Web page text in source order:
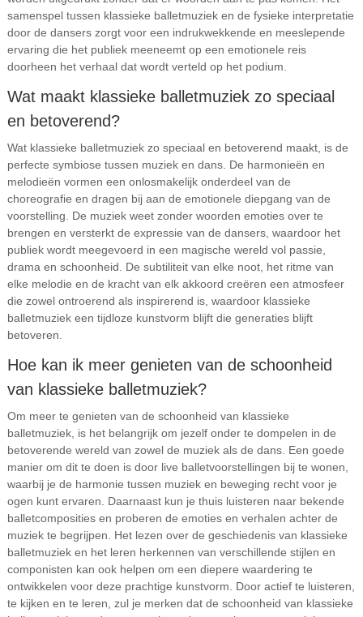
samenspel tussen klassieke balletmuziek en de fysieke interpretatie
door de dansers zorgt voor een indrukwekkende en meeslepende
ervaring die het publiek meeneemt op een emotionele reis
doorheen het verhaal dat wordt verteld op het podium.
Wat maakt klassieke balletmuziek zo speciaal
en betoverend?
Wat klassieke balletmuziek zo speciaal en betoverend maakt, is de
perfecte symbiose tussen muziek en dans. De harmonieën en
melodieën vormen een onlosmakelijk onderdeel van de
choreografie en dragen bij aan de emotionele diepgang van de
voorstelling. De muziek weet zonder woorden emoties over te
brengen en versterkt de expressie van de dansers, waardoor het
publiek wordt meegevoerd in een magische wereld vol passie,
drama en schoonheid. De subtiliteit van elke noot, het ritme van
elke melodie en de kracht van elk akkoord creëren een atmosfeer
die zowel ontroerend als inspirerend is, waardoor klassieke
balletmuziek een tijdloze kunstvorm blijft die generaties blijft
betoveren.
Hoe kan ik meer genieten van de schoonheid
van klassieke balletmuziek?
Om meer te genieten van de schoonheid van klassieke
balletmuziek, is het belangrijk om jezelf onder te dompelen in de
betoverende wereld van zowel de muziek als de dans. Een goede
manier om dit te doen is door live balletvoorstellingen bij te wonen,
waarbij je de harmonie tussen muziek en beweging recht voor je
ogen kunt ervaren. Daarnaast kun je thuis luisteren naar bekende
balletcomposities en proberen de emoties en verhalen achter de
muziek te begrijpen. Het lezen over de geschiedenis van klassieke
balletmuziek en het leren herkennen van verschillende stijlen en
componisten kan ook helpen om een diepere waardering te
ontwikkelen voor deze prachtige kunstvorm. Door actief te luisteren,
te kijken en te leren, zul je merken dat de schoonheid van klassieke